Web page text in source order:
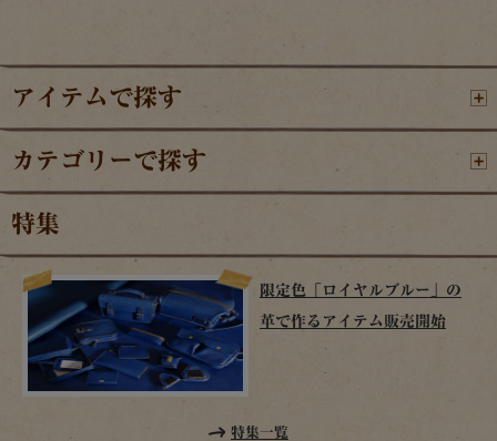
アイテムで探す
カテゴリーで探す
特集
限定色「ロイヤルブルー」の
革で作るアイテム販売開始
特集一覧